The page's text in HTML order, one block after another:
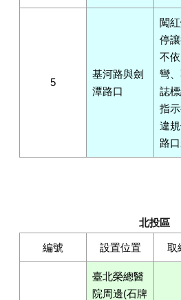
5
基河路與劍
潭路口
闖
停讓
不
彎
誌
指示
違規
路
北投區
編號 設置位置 取
臺北榮總醫
院周邊(石牌